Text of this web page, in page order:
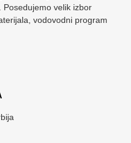
velik izbor
vodovodni program